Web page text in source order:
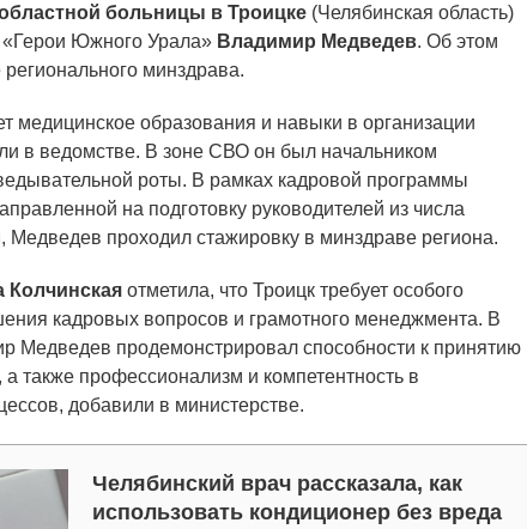
больницы в Троицке (Челябинская область)
«Герои Южного Урала» Владимир Медведев. Об этом
минздрава.
медицинское образования и навыки в организации
в ведомстве. В зоне СВО он был начальником
роты. В рамках кадровой программы
на подготовку руководителей из числа
Медведев проходил стажировку в минздраве региона.
Колчинская отметила, что Троицк требует особого
кадровых вопросов и грамотного менеджмента. В
Медведев продемонстрировал способности к принятию
также профессионализм и компетентность в
добавили в министерстве.
Челябинский врач рассказала, как
использовать кондиционер без вреда